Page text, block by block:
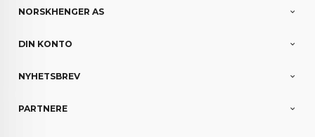
NORSKHENGER AS
DIN KONTO
NYHETSBREV
PARTNERE